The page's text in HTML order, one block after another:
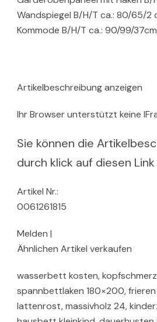
Wandspiegel B/H/T ca.: 80/65/2
Kommode B/H/T ca.: 90/99/37cm
Artikelbeschreibung anzeigen
Ihr Browser unterstützt keine
Sie können die
durch klick auf diesen
Artikel Nr.:
0061261815
Melden |
Ähnlichen Artikel verkaufen
wasserbett kosten,
spannbettlaken 180×200,
lattenrost, massivholz 24,